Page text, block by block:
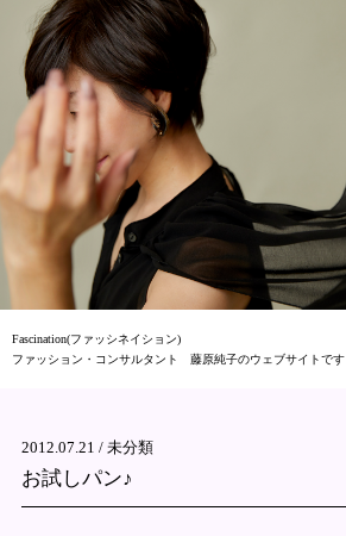
Fascination(ファッシネイション)
ファッション・コンサルタント 藤原純子のウェブサイトです
2012.07.21 / 未分類
お試しパン♪